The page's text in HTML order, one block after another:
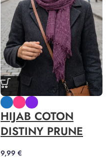
HIJAB COTON
DISTINY PRUNE
9,99 €